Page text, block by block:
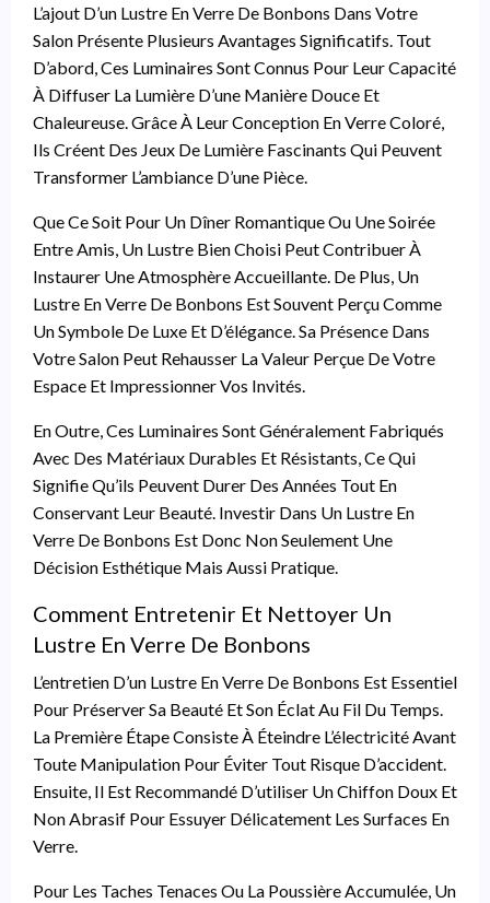
L’ajout D’un Lustre En Verre De Bonbons Dans Votre
Salon Présente Plusieurs Avantages Significatifs. Tout
D’abord, Ces Luminaires Sont Connus Pour Leur Capacité
À Diffuser La Lumière D’une Manière Douce Et
Chaleureuse. Grâce À Leur Conception En Verre Coloré,
Ils Créent Des Jeux De Lumière Fascinants Qui Peuvent
Transformer L’ambiance D’une Pièce.
Que Ce Soit Pour Un Dîner Romantique Ou Une Soirée
Entre Amis, Un Lustre Bien Choisi Peut Contribuer À
Instaurer Une Atmosphère Accueillante. De Plus, Un
Lustre En Verre De Bonbons Est Souvent Perçu Comme
Un Symbole De Luxe Et D’élégance. Sa Présence Dans
Votre Salon Peut Rehausser La Valeur Perçue De Votre
Espace Et Impressionner Vos Invités.
En Outre, Ces Luminaires Sont Généralement Fabriqués
Avec Des Matériaux Durables Et Résistants, Ce Qui
Signifie Qu’ils Peuvent Durer Des Années Tout En
Conservant Leur Beauté. Investir Dans Un Lustre En
Verre De Bonbons Est Donc Non Seulement Une
Décision Esthétique Mais Aussi Pratique.
Comment Entretenir Et Nettoyer Un
Lustre En Verre De Bonbons
L’entretien D’un Lustre En Verre De Bonbons Est Essentiel
Pour Préserver Sa Beauté Et Son Éclat Au Fil Du Temps.
La Première Étape Consiste À Éteindre L’électricité Avant
Toute Manipulation Pour Éviter Tout Risque D’accident.
Ensuite, Il Est Recommandé D’utiliser Un Chiffon Doux Et
Non Abrasif Pour Essuyer Délicatement Les Surfaces En
Verre.
Pour Les Taches Tenaces Ou La Poussière Accumulée, Un